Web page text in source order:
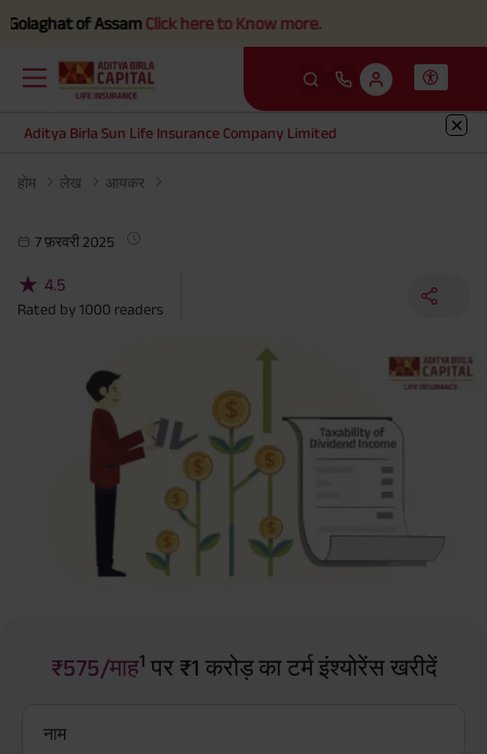
of AssamClick here to Know more.
Aditya Birla Sun Life Insurance Company Limited
होम लेख आयकर
7 फ़रवरी 2025
★ 4.5
Rated by 1000 readers
₹575/माह1 पर ₹1 करोड़ का टर्म इंश्योरेंस खरीदें
नाम